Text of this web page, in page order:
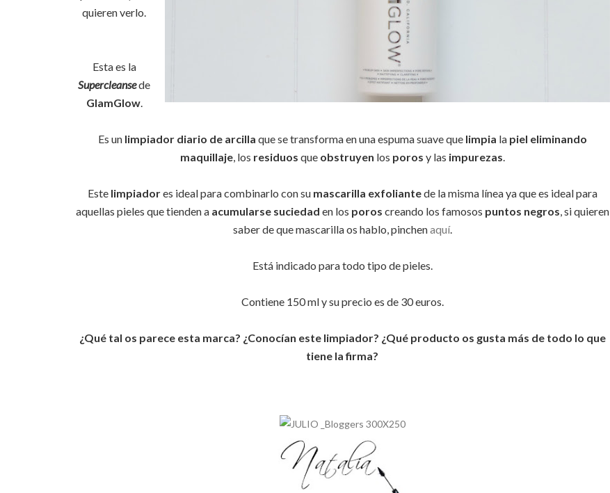
quieren verlo.
Esta es la
Supercleansede
GlamGlow.
Es unlimpiador diario de arcilla que se transforma en una espuma suave quelimpia la piel eliminando
maquillaje, los residuos que obstruyen los poros y las impurezas.
Este limpiadores ideal para combinarlo con su mascarilla exfoliantede la misma línea ya que es ideal para
aquellas pieles que tienden a acumularse suciedad en los poros creando los famosos puntos negros, si quieren
saber de que mascarilla os hablo, pinchenaquí.
Está indicado para todo tipo de pieles.
Contiene 150 ml y su precio es de 30 euros.
¿Qué tal os parece esta marca? ¿Conocían este limpiador? ¿Qué producto os gusta más de todo lo que
tiene la firma?